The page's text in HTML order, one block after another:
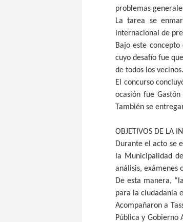
problemas
La tarea se
internacional de
Bajo este
cuyo desafío fue
de todos los vecinos.
El concurso
ocasión fue
También se
OBJETIVOS DE LA
Durante el acto se
la Municipalidad
análisis, exámenes
De esta manera,
para la ciudadanía
Acompañaron a
Pública y Gobierno